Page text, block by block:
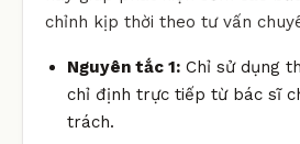
chỉnh kịp thời theo tư vấn
Nguyên tắc 1: Chỉ sử dụng
chỉ định trực tiếp từ bác sĩ
trách.